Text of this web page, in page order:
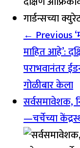
← Previous
माहित आहे’:
पराभवानंतर
गोळीबार केला
सर्वसमावेशक,
—चर्चेच्या